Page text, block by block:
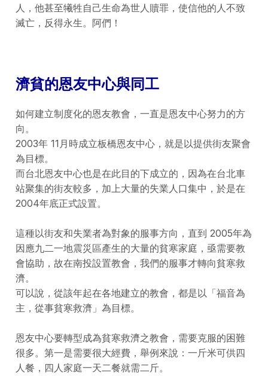
人，他甚至犧牲自己生命為世人贖罪，使信他的人不致
滅亡，反得永生。阿們！
濟貧的恩友中心與同工
如何建立制度化的恩友教會，一直是恩友中心努力的方
向。
2003年 11月時成立板橋恩友中心，就是以提供街友聚會
為目標。
而台北恩友中心也是在此目的下成立的，因為在台北車
站聚集的街友較多，加上大量的失業人口集中，於是在
2004年底正式設置。
這種以街友和失業者為對象的服事方向，直到 2005年為
因應九二一地震災區產生的大量的貧寒家庭，亟需要教
會協助，故在南投設置教會，我們的服事才轉向貧寒救
濟。
可以說，從該年起在各地建立的教會，都是以「福音為
主，從事貧寒救濟」為目標。
恩友中心要轉型成為貧寒救濟之教會，需要克服的困難
很多。第一是需要很大經費，舉例來說：一斤米可供四
人餐，四人家庭一天二餐就需二斤。